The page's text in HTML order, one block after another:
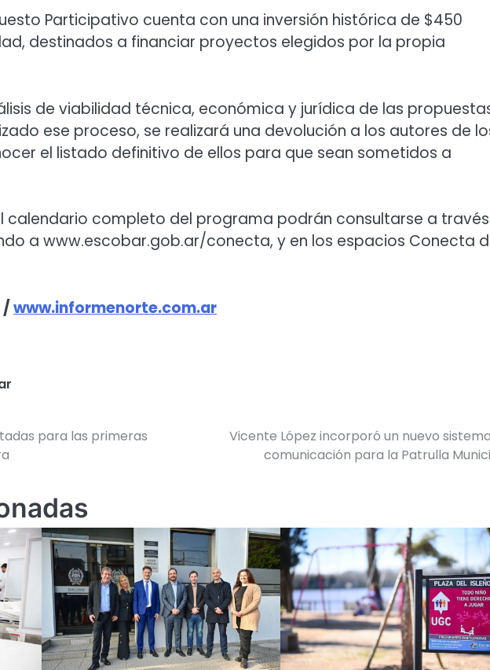
Participativo cuenta con una inversión histórica de $450
destinados a financiar proyectos elegidos por la propia
de viabilidad técnica, económica y jurídica de las
ese proceso, se realizará una devolución a los autores de
el listado definitivo de ellos para que sean sometidos a
calendario completo del programa podrán consultarse a
a www.escobar.gob.ar/conecta, y en los espacios Conecta
/www.informenorte.com.ar
para las primeras
Vicente López incorporó un nuevo
comunicación para la Patrulla